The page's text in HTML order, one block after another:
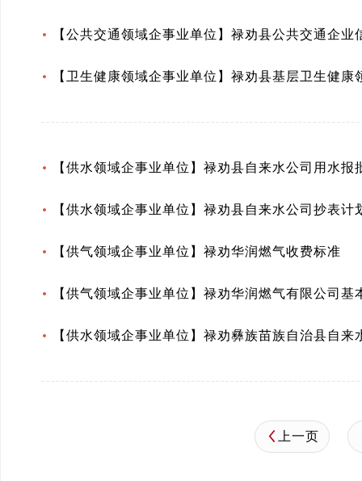
【公共交通领域企事业单位】禄劝县公共交通企
【卫生健康领域企事业单位】禄劝县基层卫生健
【供水领域企事业单位】禄劝县自来水公司用水报
【供水领域企事业单位】禄劝县自来水公司抄表计
【供气领域企事业单位】禄劝华润燃气收费标准
【供气领域企事业单位】禄劝华润燃气有限公司基
【供水领域企事业单位】禄劝彝族苗族自治县自
上一页